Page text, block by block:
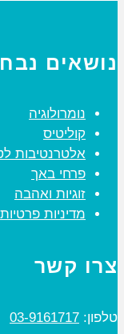
נושאים
נומרולוגיה
קוליטיס
אלטרנטיבות
פרחי באך
זוגיות ואהבה
מדיניות פרטיות
צרו קשר
טלפון: 03-9161717